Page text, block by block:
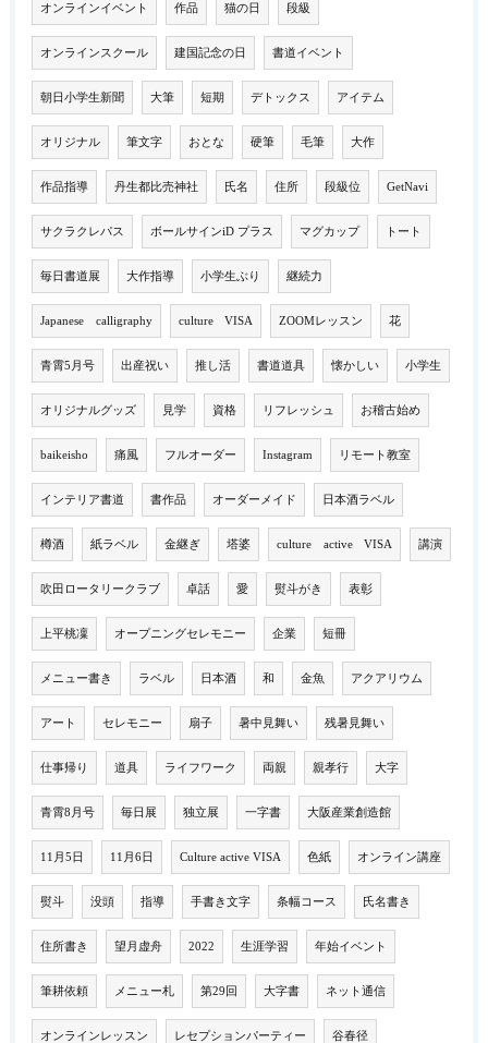
オンラインイベント 作品 猫の日 段級
オンラインスクール 建国記念の日 書道イベント
朝日小学生新聞 大筆 短期 デトックス アイテム
オリジナル 筆文字 おとな 硬筆 毛筆 大作
作品指導 丹生都比売神社 氏名 住所 段級位 GetNavi
サクラクレパス ボールサインiD プラス マグカップ トート
毎日書道展 大作指導 小学生ぶり 継続力
Japanese calligraphy culture VISA ZOOMレッスン 花
青霄5月号 出産祝い 推し活 書道道具 懐かしい 小学生
オリジナルグッズ 見学 資格 リフレッシュ お稽古始め
baikeisho 痛風 フルオーダー Instagram リモート教室
インテリア書道 書作品 オーダーメイド 日本酒ラベル
樽酒 紙ラベル 金継ぎ 塔婆 culture active VISA 講演
吹田ロータリークラブ 卓話 愛 熨斗がき 表彰
上平桃凜 オープニングセレモニー 企業 短冊
メニュー書き ラベル 日本酒 和 金魚 アクアリウム
アート セレモニー 扇子 暑中見舞い 残暑見舞い
仕事帰り 道具 ライフワーク 両親 親孝行 大字
青霄8月号 毎日展 独立展 一字書 大阪産業創造館
11月5日 11月6日 Culture active VISA 色紙 オンライン講座
熨斗 没頭 指導 手書き文字 条幅コース 氏名書き
住所書き 望月虚舟 2022 生涯学習 年始イベント
筆耕依頼 メニュー札 第29回 大字書 ネット通信
オンラインレッスン レセプションパーティー 谷春径